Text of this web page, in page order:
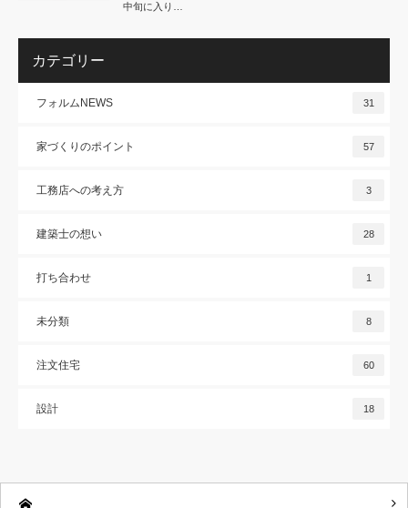
中旬に入り…
カテゴリー
フォルムNEWS 31
家づくりのポイント 57
工務店への考え方 3
建築士の想い 28
打ち合わせ 1
未分類 8
注文住宅 60
設計 18